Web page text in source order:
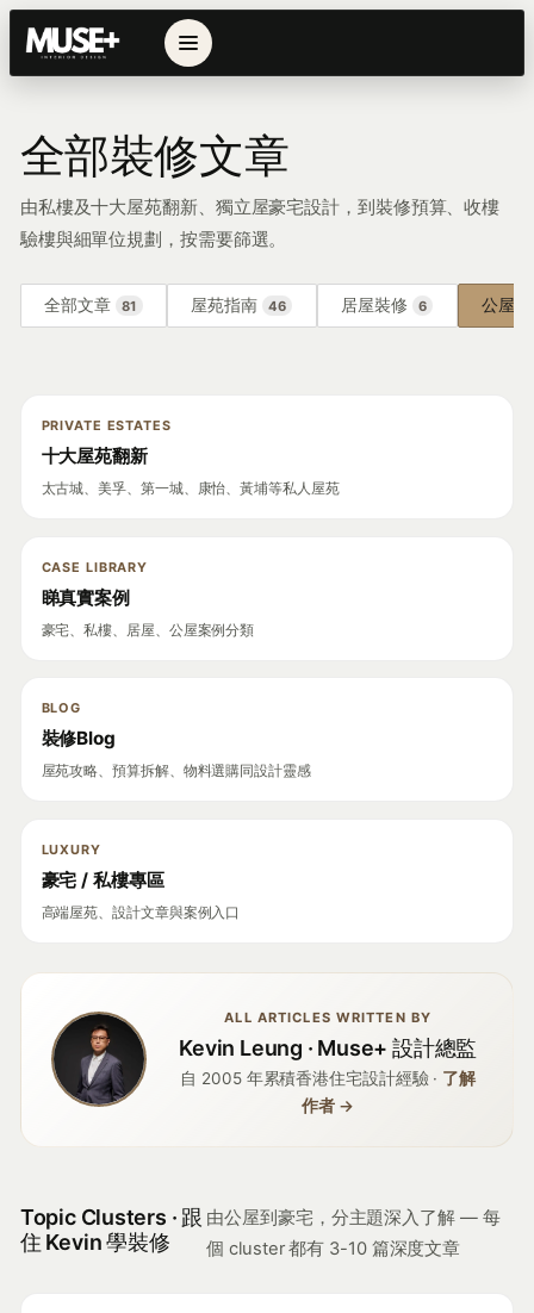
全部裝修文章
由私樓及十大屋苑翻新、獨立屋豪宅設計，到裝修預算、收樓
驗樓與細單位規劃，按需要篩選。
全部文章 81 屋苑指南 46 居屋裝修 6 公屋
PRIVATE ESTATES
十大屋苑翻新
太古城、美孚、第一城、康怡、黃埔等私人屋苑
CASE LIBRARY
睇真實案例
豪宅、私樓、居屋、公屋案例分類
BLOG
裝修Blog
屋苑攻略、預算拆解、物料選購同設計靈感
LUXURY
豪宅 / 私樓專區
高端屋苑、設計文章與案例入口
ALL ARTICLES WRITTEN BY
Kevin Leung · Muse+ 設計總監
自 2005 年累積香港住宅設計經驗 · 了解
作者 →
Topic Clusters · 跟
住 Kevin 學裝修
由公屋到豪宅，分主題深入了解 — 每
個 cluster 都有 3-10 篇深度文章